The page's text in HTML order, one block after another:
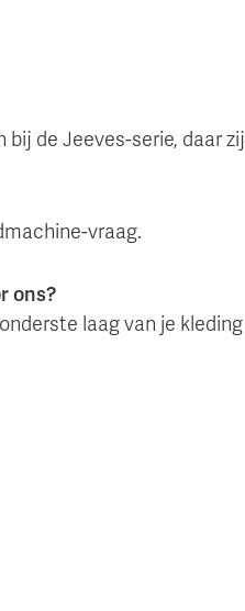
bij de Jeeves-serie, daar
vraag.
ons?
laag van je